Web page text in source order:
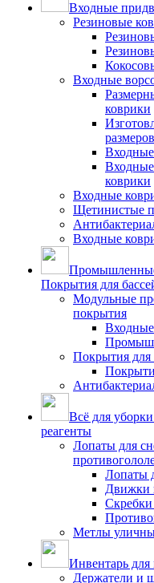
Входные
Резиновые
Входные
коврики
размеров
коврики
Входные
Щетинистые
Входные
Покрытия для
Модульные
покрытия
Покрытия для
Всё для
реагенты
Лопаты для
Лопаты
Движки
Метлы
Инвентарь для
Держатели и